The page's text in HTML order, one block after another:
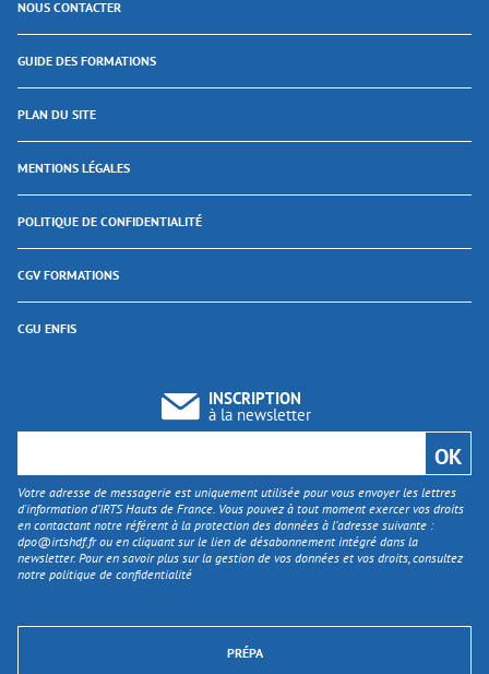
NOUS CONTACTER
GUIDE DES FORMATIONS
PLAN DU SITE
MENTIONS LÉGALES
POLITIQUE DE CONFIDENTIALITÉ
CGV FORMATIONS
CGU ENFIS
INSCRIPTION
à la newsletter
Votre adresse de messagerie est uniquement utilisée pour vous envoyer les lettres
d'information d’IRTS Hauts de France. Vous pouvez à tout moment exercer vos droits
en contactant notre référent à la protection des données à l’adresse suivante :
dpo@irtshdf.frou en cliquant sur le lien de désabonnement intégré dans la
newsletter. Pour en savoir plus sur la gestion de vos données et vos droits, consultez
notre politique de confidentialité
PRÉPA